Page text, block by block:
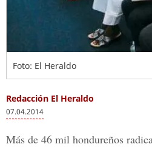
Foto: El Heraldo
Redacción El Heraldo
07.04.2014
Más de 46 mil hondureños